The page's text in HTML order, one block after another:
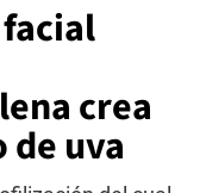
crea
uva